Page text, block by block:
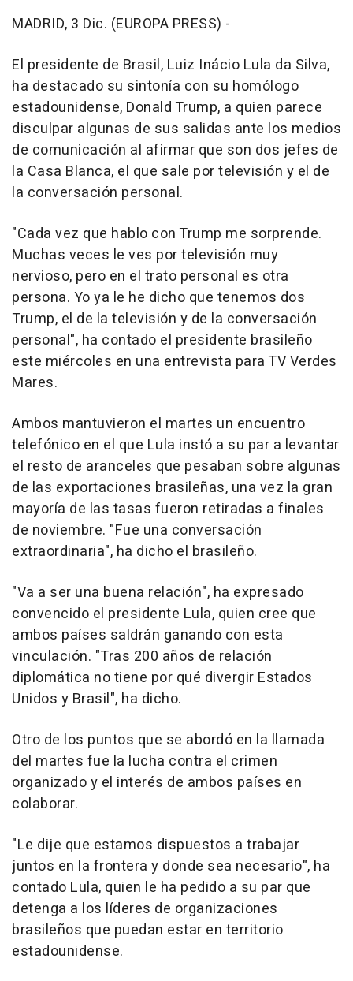
MADRID, 3 Dic. (EUROPA PRESS) -
El presidente de Brasil, Luiz Inácio Lula da Silva,
ha destacado su sintonía con su homólogo
estadounidense, Donald Trump, a quien parece
disculpar algunas de sus salidas ante los medios
de comunicación al afirmar que son dos jefes de
la Casa Blanca, el que sale por televisión y el de
la conversación personal.
"Cada vez que hablo con Trump me sorprende.
Muchas veces le ves por televisión muy
nervioso, pero en el trato personal es otra
persona. Yo ya le he dicho que tenemos dos
Trump, el de la televisión y de la conversación
personal", ha contado el presidente brasileño
este miércoles en una entrevista para TV Verdes
Mares.
Ambos mantuvieron el martes un encuentro
telefónico en el que Lula instó a su par a levantar
el resto de aranceles que pesaban sobre algunas
de las exportaciones brasileñas, una vez la gran
mayoría de las tasas fueron retiradas a finales
de noviembre. "Fue una conversación
extraordinaria", ha dicho el brasileño.
"Va a ser una buena relación", ha expresado
convencido el presidente Lula, quien cree que
ambos países saldrán ganando con esta
vinculación. "Tras 200 años de relación
diplomática no tiene por qué divergir Estados
Unidos y Brasil", ha dicho.
Otro de los puntos que se abordó en la llamada
del martes fue la lucha contra el crimen
organizado y el interés de ambos países en
colaborar.
"Le dije que estamos dispuestos a trabajar
juntos en la frontera y donde sea necesario", ha
contado Lula, quien le ha pedido a su par que
detenga a los líderes de organizaciones
brasileños que puedan estar en territorio
estadounidense.